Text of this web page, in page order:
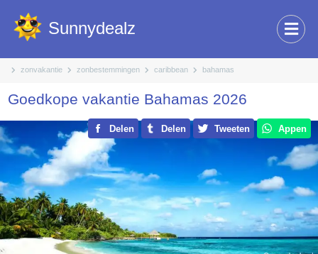
zonvakantie zonbestemmingen caribbean bahamas
Sunnydealz
Goedkope vakantie Bahamas 2026
Delen Delen Tweeten Appen